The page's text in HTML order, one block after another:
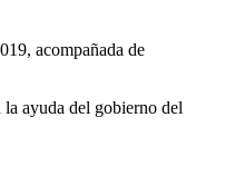
acompañada de
la ayuda del gobierno del